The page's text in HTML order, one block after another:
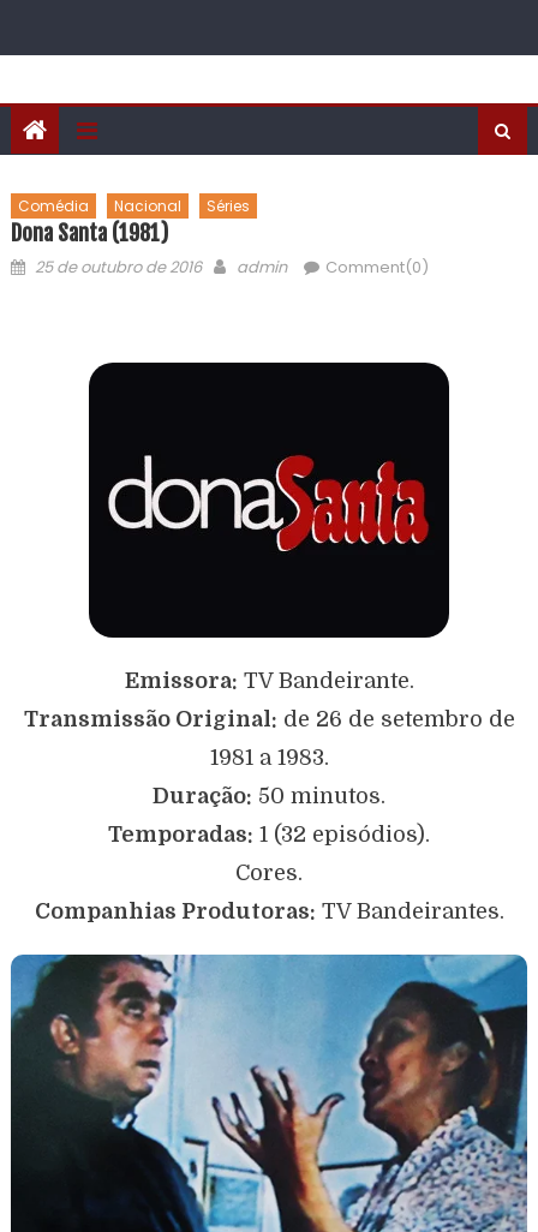
Comédia Nacional Séries
Dona Santa (1981)
25 de outubro de 2016 admin Comment(0)
Emissora: TV Bandeirante.
Transmissão Original: de 26 de setembro de
1981 a 1983.
Duração: 50 minutos.
Temporadas: 1 (32 episódios).
Cores.
Companhias Produtoras: TV Bandeirantes.